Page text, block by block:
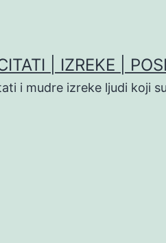
| IZREKE |
i mudre izreke ljudi koji